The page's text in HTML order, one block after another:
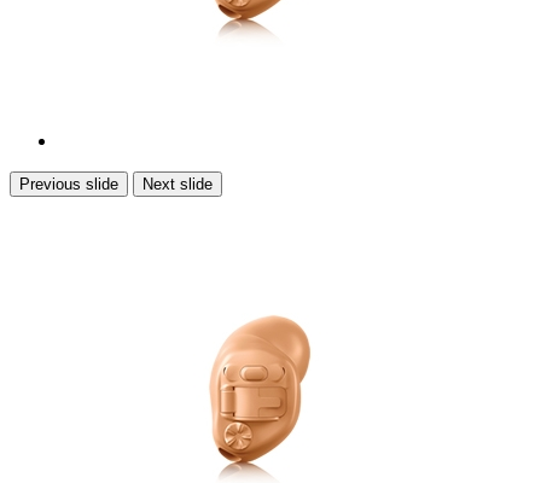
Previous slide Next slide